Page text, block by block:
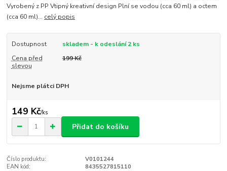
Vyrobený z PP Vtipný kreativní design Plní se vodou (cca 60 ml) a octem
(cca 60 ml)... celý popis
Dostupnost
skladem - k odeslání 2 ks
Cena před
slevou
199 Kč
Nejsme plátci DPH
149 Kč/ks
Přidat do košíku
Číslo produktu:
V0101244
EAN kód:
8435527815110